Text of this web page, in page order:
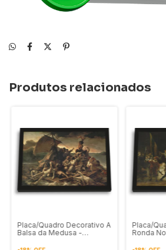
Produtos relacionados
Placa/Quadro Decorativo A
Balsa da Medusa -
Placa/
Ronda